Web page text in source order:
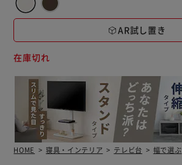
AR試し置き
在庫切れ
HOME 寝具・インテリア テレビ台 幅で選ぶ